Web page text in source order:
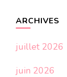
ARCHIVES
juillet 2026
juin 2026